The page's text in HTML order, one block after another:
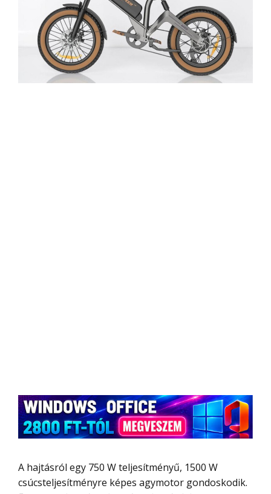
A hajtásról egy 750 W teljesítményű, 1500 W
csúcsteljesítményre képes agymotor gondoskodik.